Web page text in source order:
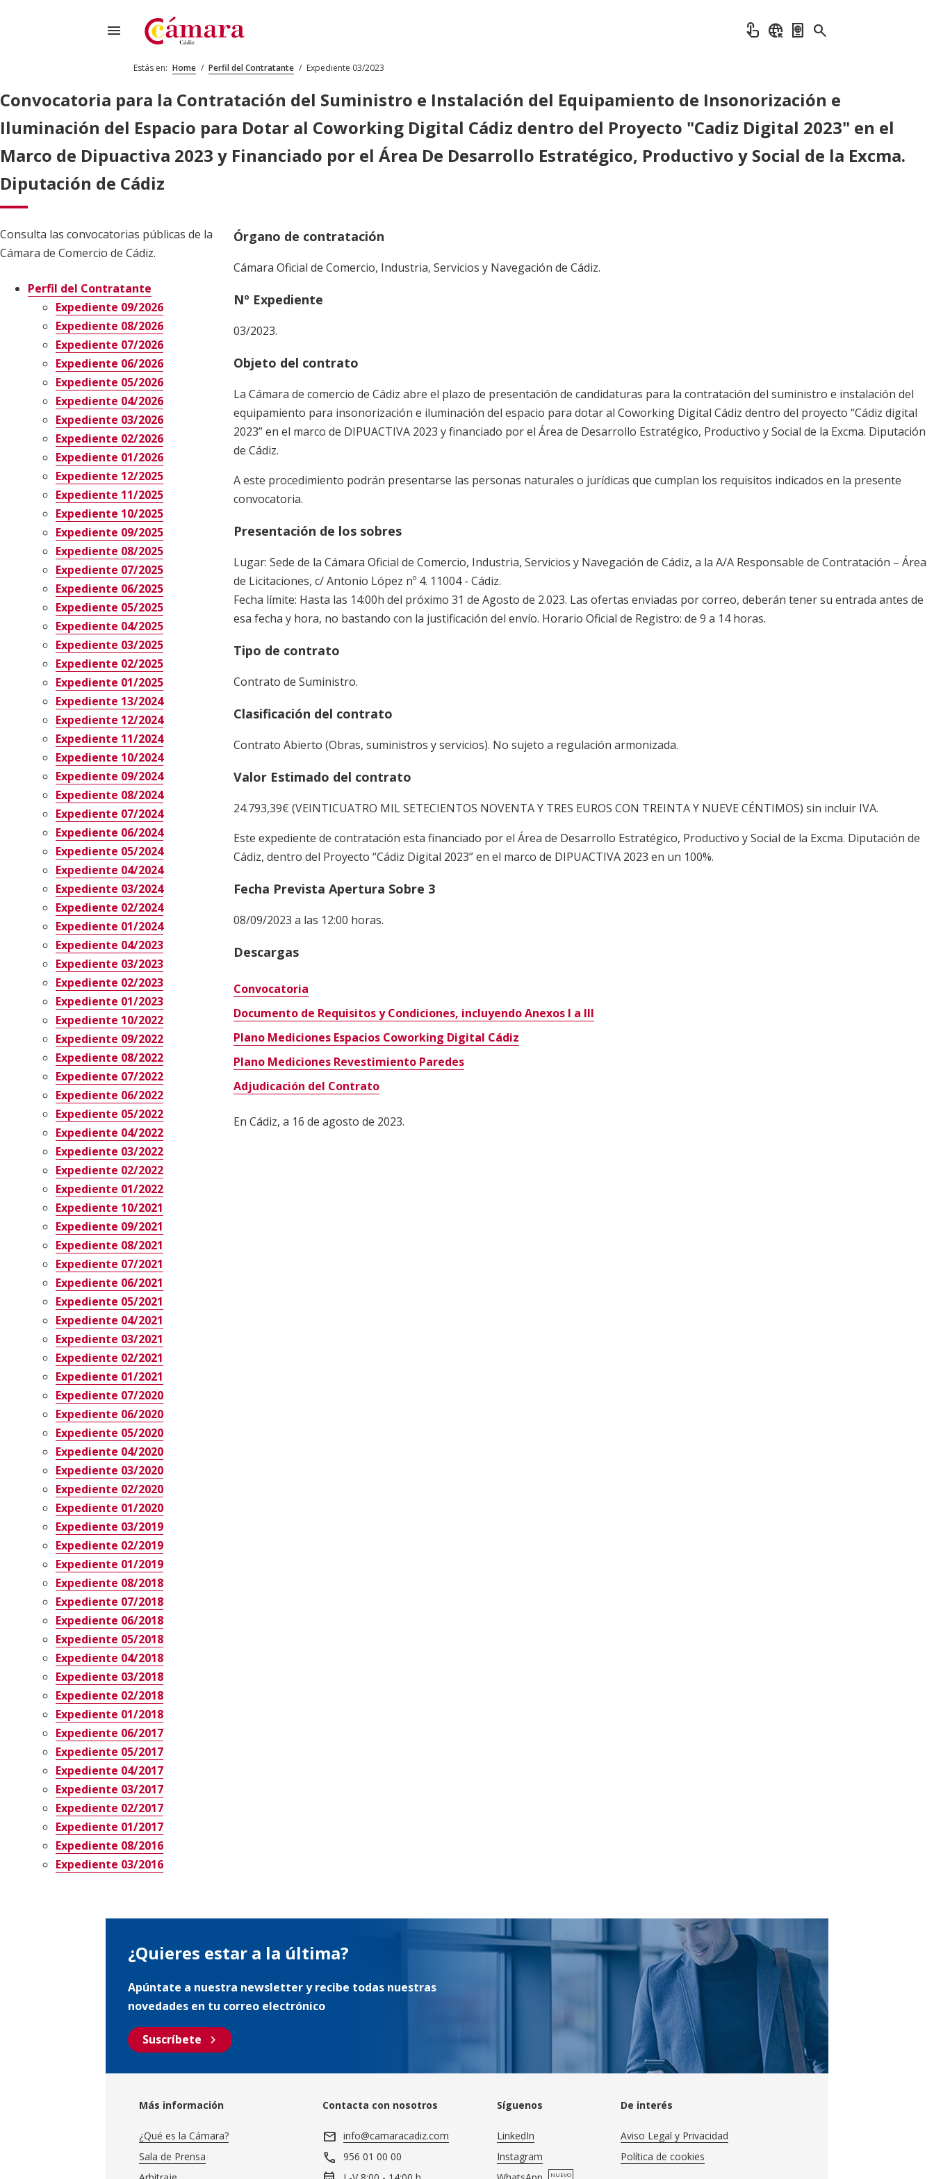
menu touch_app captive_portal passport search
Estás en: Home / Perfil del Contratante / Expediente 03/2023
Convocatoria para la Contratación del Suministro e Instalación del Equipamiento de Insonorización e
Iluminación del Espacio para Dotar al Coworking Digital Cádiz dentro del Proyecto "Cadiz Digital 2023" en el
Marco de Dipuactiva 2023 y Financiado por el Área De Desarrollo Estratégico, Productivo y Social de la Excma.
Diputación de Cádiz
Consulta las convocatorias públicas de la
Cámara de Comercio de Cádiz.
Perfil del Contratante
Expediente 09/2026
Expediente 08/2026
Expediente 07/2026
Expediente 06/2026
Expediente 05/2026
Expediente 04/2026
Expediente 03/2026
Expediente 02/2026
Expediente 01/2026
Expediente 12/2025
Expediente 11/2025
Expediente 10/2025
Expediente 09/2025
Expediente 08/2025
Expediente 07/2025
Expediente 06/2025
Expediente 05/2025
Expediente 04/2025
Expediente 03/2025
Expediente 02/2025
Expediente 01/2025
Expediente 13/2024
Expediente 12/2024
Expediente 11/2024
Expediente 10/2024
Expediente 09/2024
Expediente 08/2024
Expediente 07/2024
Expediente 06/2024
Expediente 05/2024
Expediente 04/2024
Expediente 03/2024
Expediente 02/2024
Expediente 01/2024
Expediente 04/2023
Expediente 03/2023
Expediente 02/2023
Expediente 01/2023
Expediente 10/2022
Expediente 09/2022
Expediente 08/2022
Expediente 07/2022
Expediente 06/2022
Expediente 05/2022
Expediente 04/2022
Expediente 03/2022
Expediente 02/2022
Expediente 01/2022
Expediente 10/2021
Expediente 09/2021
Expediente 08/2021
Expediente 07/2021
Expediente 06/2021
Expediente 05/2021
Expediente 04/2021
Expediente 03/2021
Expediente 02/2021
Expediente 01/2021
Expediente 07/2020
Expediente 06/2020
Expediente 05/2020
Expediente 04/2020
Expediente 03/2020
Expediente 02/2020
Expediente 01/2020
Expediente 03/2019
Expediente 02/2019
Expediente 01/2019
Expediente 08/2018
Expediente 07/2018
Expediente 06/2018
Expediente 05/2018
Expediente 04/2018
Expediente 03/2018
Expediente 02/2018
Expediente 01/2018
Expediente 06/2017
Expediente 05/2017
Expediente 04/2017
Expediente 03/2017
Expediente 02/2017
Expediente 01/2017
Expediente 08/2016
Expediente 03/2016
Órgano de contratación
Cámara Oficial de Comercio, Industria, Servicios y Navegación de Cádiz.
Nº Expediente
03/2023.
Objeto del contrato
La Cámara de comercio de Cádiz abre el plazo de presentación de candidaturas para la contratación del suministro e instalación del
equipamiento para insonorización e iluminación del espacio para dotar al Coworking Digital Cádiz dentro del proyecto “Cádiz digital
2023” en el marco de DIPUACTIVA 2023 y financiado por el Área de Desarrollo Estratégico, Productivo y Social de la Excma. Diputación
de Cádiz.
A este procedimiento podrán presentarse las personas naturales o jurídicas que cumplan los requisitos indicados en la presente
convocatoria.
Presentación de los sobres
Lugar: Sede de la Cámara Oficial de Comercio, Industria, Servicios y Navegación de Cádiz, a la A/A Responsable de Contratación – Área
de Licitaciones, c/ Antonio López nº 4. 11004 - Cádiz.
Fecha límite: Hasta las 14:00h del próximo 31 de Agosto de 2.023. Las ofertas enviadas por correo, deberán tener su entrada antes de
esa fecha y hora, no bastando con la justificación del envío. Horario Oficial de Registro: de 9 a 14 horas.
Tipo de contrato
Contrato de Suministro.
Clasificación del contrato
Contrato Abierto (Obras, suministros y servicios). No sujeto a regulación armonizada.
Valor Estimado del contrato
24.793,39€ (VEINTICUATRO MIL SETECIENTOS NOVENTA Y TRES EUROS CON TREINTA Y NUEVE CÉNTIMOS) sin incluir IVA.
Este expediente de contratación esta financiado por el Área de Desarrollo Estratégico, Productivo y Social de la Excma. Diputación de
Cádiz, dentro del Proyecto “Cádiz Digital 2023” en el marco de DIPUACTIVA 2023 en un 100%.
Fecha Prevista Apertura Sobre 3
08/09/2023 a las 12:00 horas.
Descargas
Convocatoria
Documento de Requisitos y Condiciones, incluyendo Anexos I a III
Plano Mediciones Espacios Coworking Digital Cádiz
Plano Mediciones Revestimiento Paredes
Adjudicación del Contrato
En Cádiz, a 16 de agosto de 2023.
¿Quieres estar a la última?
Apúntate a nuestra newsletter y recibe todas nuestras
novedades en tu correo electrónico
Suscríbete chevron_right
Más información
¿Qué es la Cámara?
Sala de Prensa
Contacta con nosotros
mail info@camaracadiz.com
call 956 01 00 00
Síguenos
LinkedIn
Instagram
NUEVO
De interés
Aviso Legal y Privacidad
Política de cookies